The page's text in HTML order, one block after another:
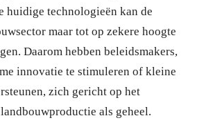
huidige technologieën kan de
maar tot op zekere hoogte
Daarom hebben beleidsmakers,
innovatie te stimuleren of kleine
zich gericht op het
als geheel.